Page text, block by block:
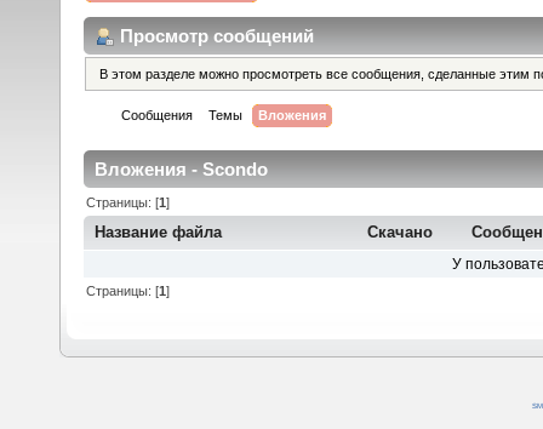
Просмотр сообщений
В этом разделе можно просмотреть все сообщения, сделанные этим
Сообщения Темы Вложения
Вложения - Scondo
Страницы: [1]
Название файла Скачано
У
Страницы: [1]